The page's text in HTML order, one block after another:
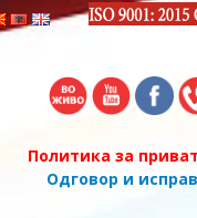
Политика за
Одговор и